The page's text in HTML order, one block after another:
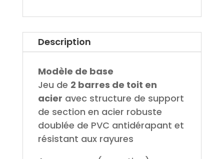
Description
Modèle de base
Jeu de 2 barres de toit en
acier avec structure de support
de section en acier robuste
doublée de PVC antidérapant et
résistant aux rayures